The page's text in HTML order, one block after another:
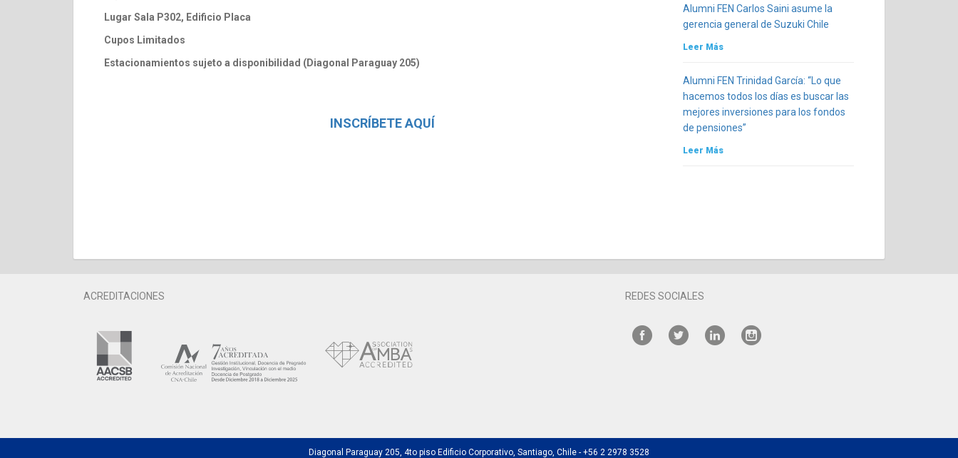
Lugar Sala P302, Edificio Placa
Cupos Limitados
Estacionamientos sujeto a disponibilidad (Diagonal Paraguay 205)
INSCRÍBETE AQUÍ
Alumni FEN Carlos Saini asume la
gerencia general de Suzuki Chile
Leer Más
Alumni FEN Trinidad García: “Lo que
hacemos todos los días es buscar las
mejores inversiones para los fondos
de pensiones”
Leer Más
ACREDITACIONES REDES SOCIALES
Diagonal Paraguay 205, 4to piso Edificio Corporativo, Santiago, Chile - +56 2 2978 3528